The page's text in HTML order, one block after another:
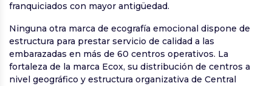
franquiciados con mayor antigüedad.
Ninguna otra marca de ecografía emocional dispone de
estructura para prestar servicio de calidad a las
embarazadas en más de 60 centros operativos. La
fortaleza de la marca Ecox, su distribución de centros a
nivel geográfico y estructura organizativa de Central